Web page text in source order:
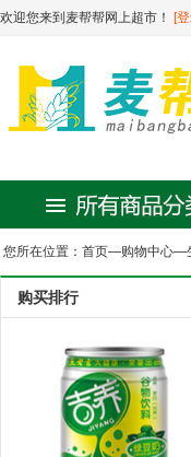
欢迎您来到麦帮帮网上超市！ [
您所在位置： 首页—购物中心—
购买排行